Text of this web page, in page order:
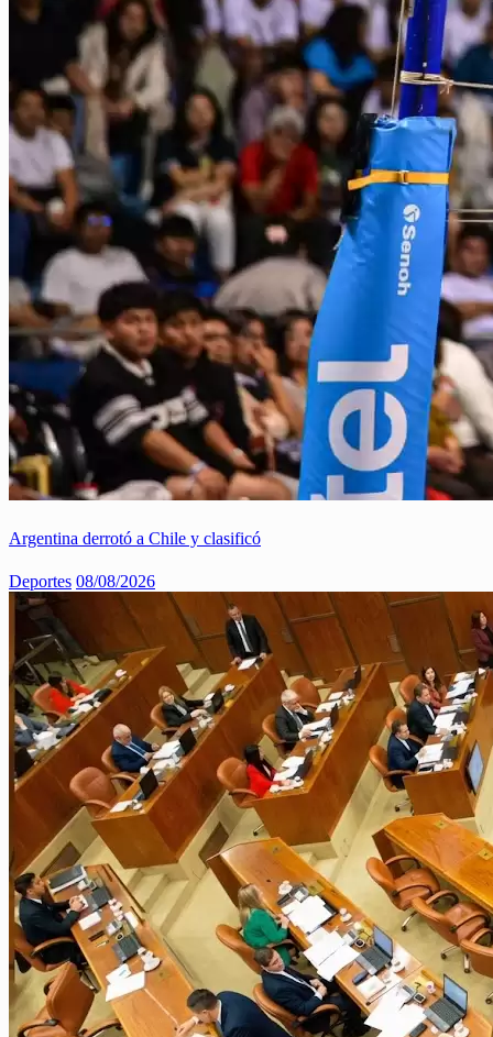
Argentina derrotó a Chile y clasificó
Deportes 08/08/2026